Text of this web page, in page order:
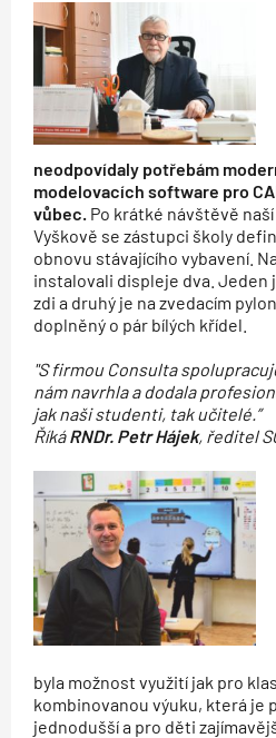
neodpovídaly potřebám
modelovacích software pro
vůbec. Po krátké návštěvě
Vyškově se zástupci školy
obnovu stávajícího vybavení.
instalovali displeje dva. Jeden
zdi a druhý je na zvedacím
doplněný o pár bílých křídel.
"S firmou Consulta
nám navrhla a dodala
jak naši studenti, tak učitelé.”
ŘíkáRNDr. Petr Hájek, ředitel
byla možnost využití jak pro
kombinovanou výuku, která je
jednodušší a pro děti